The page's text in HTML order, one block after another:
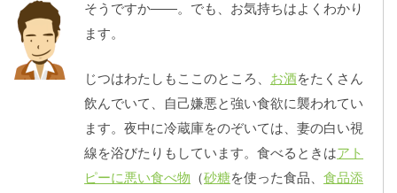
そうですか――。でも、お気持ちはよくわかり
ます。
じつはわたしもここのところ、 お酒をたくさん
飲んでいて、自己嫌悪と強い食欲に襲われてい
ます。夜中に冷蔵庫をのぞいては、妻の白い視
線を浴びたりもしています。食べるときはアト
ピーに悪い食べ物 （砂糖を使った食品、 食品添